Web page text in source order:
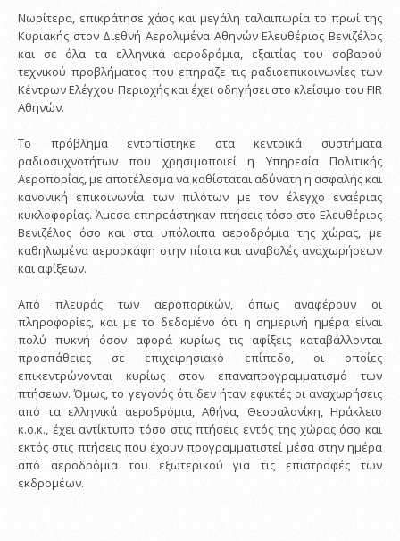
Νωρίτερα, επικράτησε χάος και μεγάλη ταλαιπωρία το πρωί της
Κυριακής στον Διεθνή Αερολιμένα Αθηνών Ελευθέριος Βενιζέλος
και σε όλα τα ελληνικά αεροδρόμια, εξαιτίας του σοβαρού
τεχνικού προβλήματος που επηραζε τις ραδιοεπικοινωνίες των
Κέντρων Ελέγχου Περιοχής και έχει οδηγήσει στο κλείσιμο του FIR
Αθηνών.
Το πρόβλημα εντοπίστηκε στα κεντρικά συστήματα
ραδιοσυχνοτήτων που χρησιμοποιεί η Υπηρεσία Πολιτικής
Αεροπορίας, με αποτέλεσμα να καθίσταται αδύνατη η ασφαλής και
κανονική επικοινωνία των πιλότων με τον έλεγχο εναέριας
κυκλοφορίας. Άμεσα επηρεάστηκαν πτήσεις τόσο στο Ελευθέριος
Βενιζέλος όσο και στα υπόλοιπα αεροδρόμια της χώρας, με
καθηλωμένα αεροσκάφη στην πίστα και αναβολές αναχωρήσεων
και αφίξεων.
Από πλευράς των αεροπορικών, όπως αναφέρουν οι
πληροφορίες, και με το δεδομένο ότι η σημερινή ημέρα είναι
πολύ πυκνή όσον αφορά κυρίως τις αφίξεις καταβάλλονται
προσπάθειες σε επιχειρησιακό επίπεδο, οι οποίες
επικεντρώνονται κυρίως στον επαναπρογραμματισμό των
πτήσεων. Όμως, το γεγονός ότι δεν ήταν εφικτές οι αναχωρήσεις
από τα ελληνικά αεροδρόμια, Αθήνα, Θεσσαλονίκη, Ηράκλειο
κ.ο.κ., έχει αντίκτυπο τόσο στις πτήσεις εντός της χώρας όσο και
εκτός στις πτήσεις που έχουν προγραμματιστεί μέσα στην ημέρα
από αεροδρόμια του εξωτερικού για τις επιστροφές των
εκδρομέων.